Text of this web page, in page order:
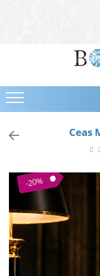
Bijuterii
Cercei
Bratari
Coliere
Tiare
Destinatari
Bijuterii Femei
Bijuterii Copii
Bijuterii Mirese
Selectii
Ceas
-20%